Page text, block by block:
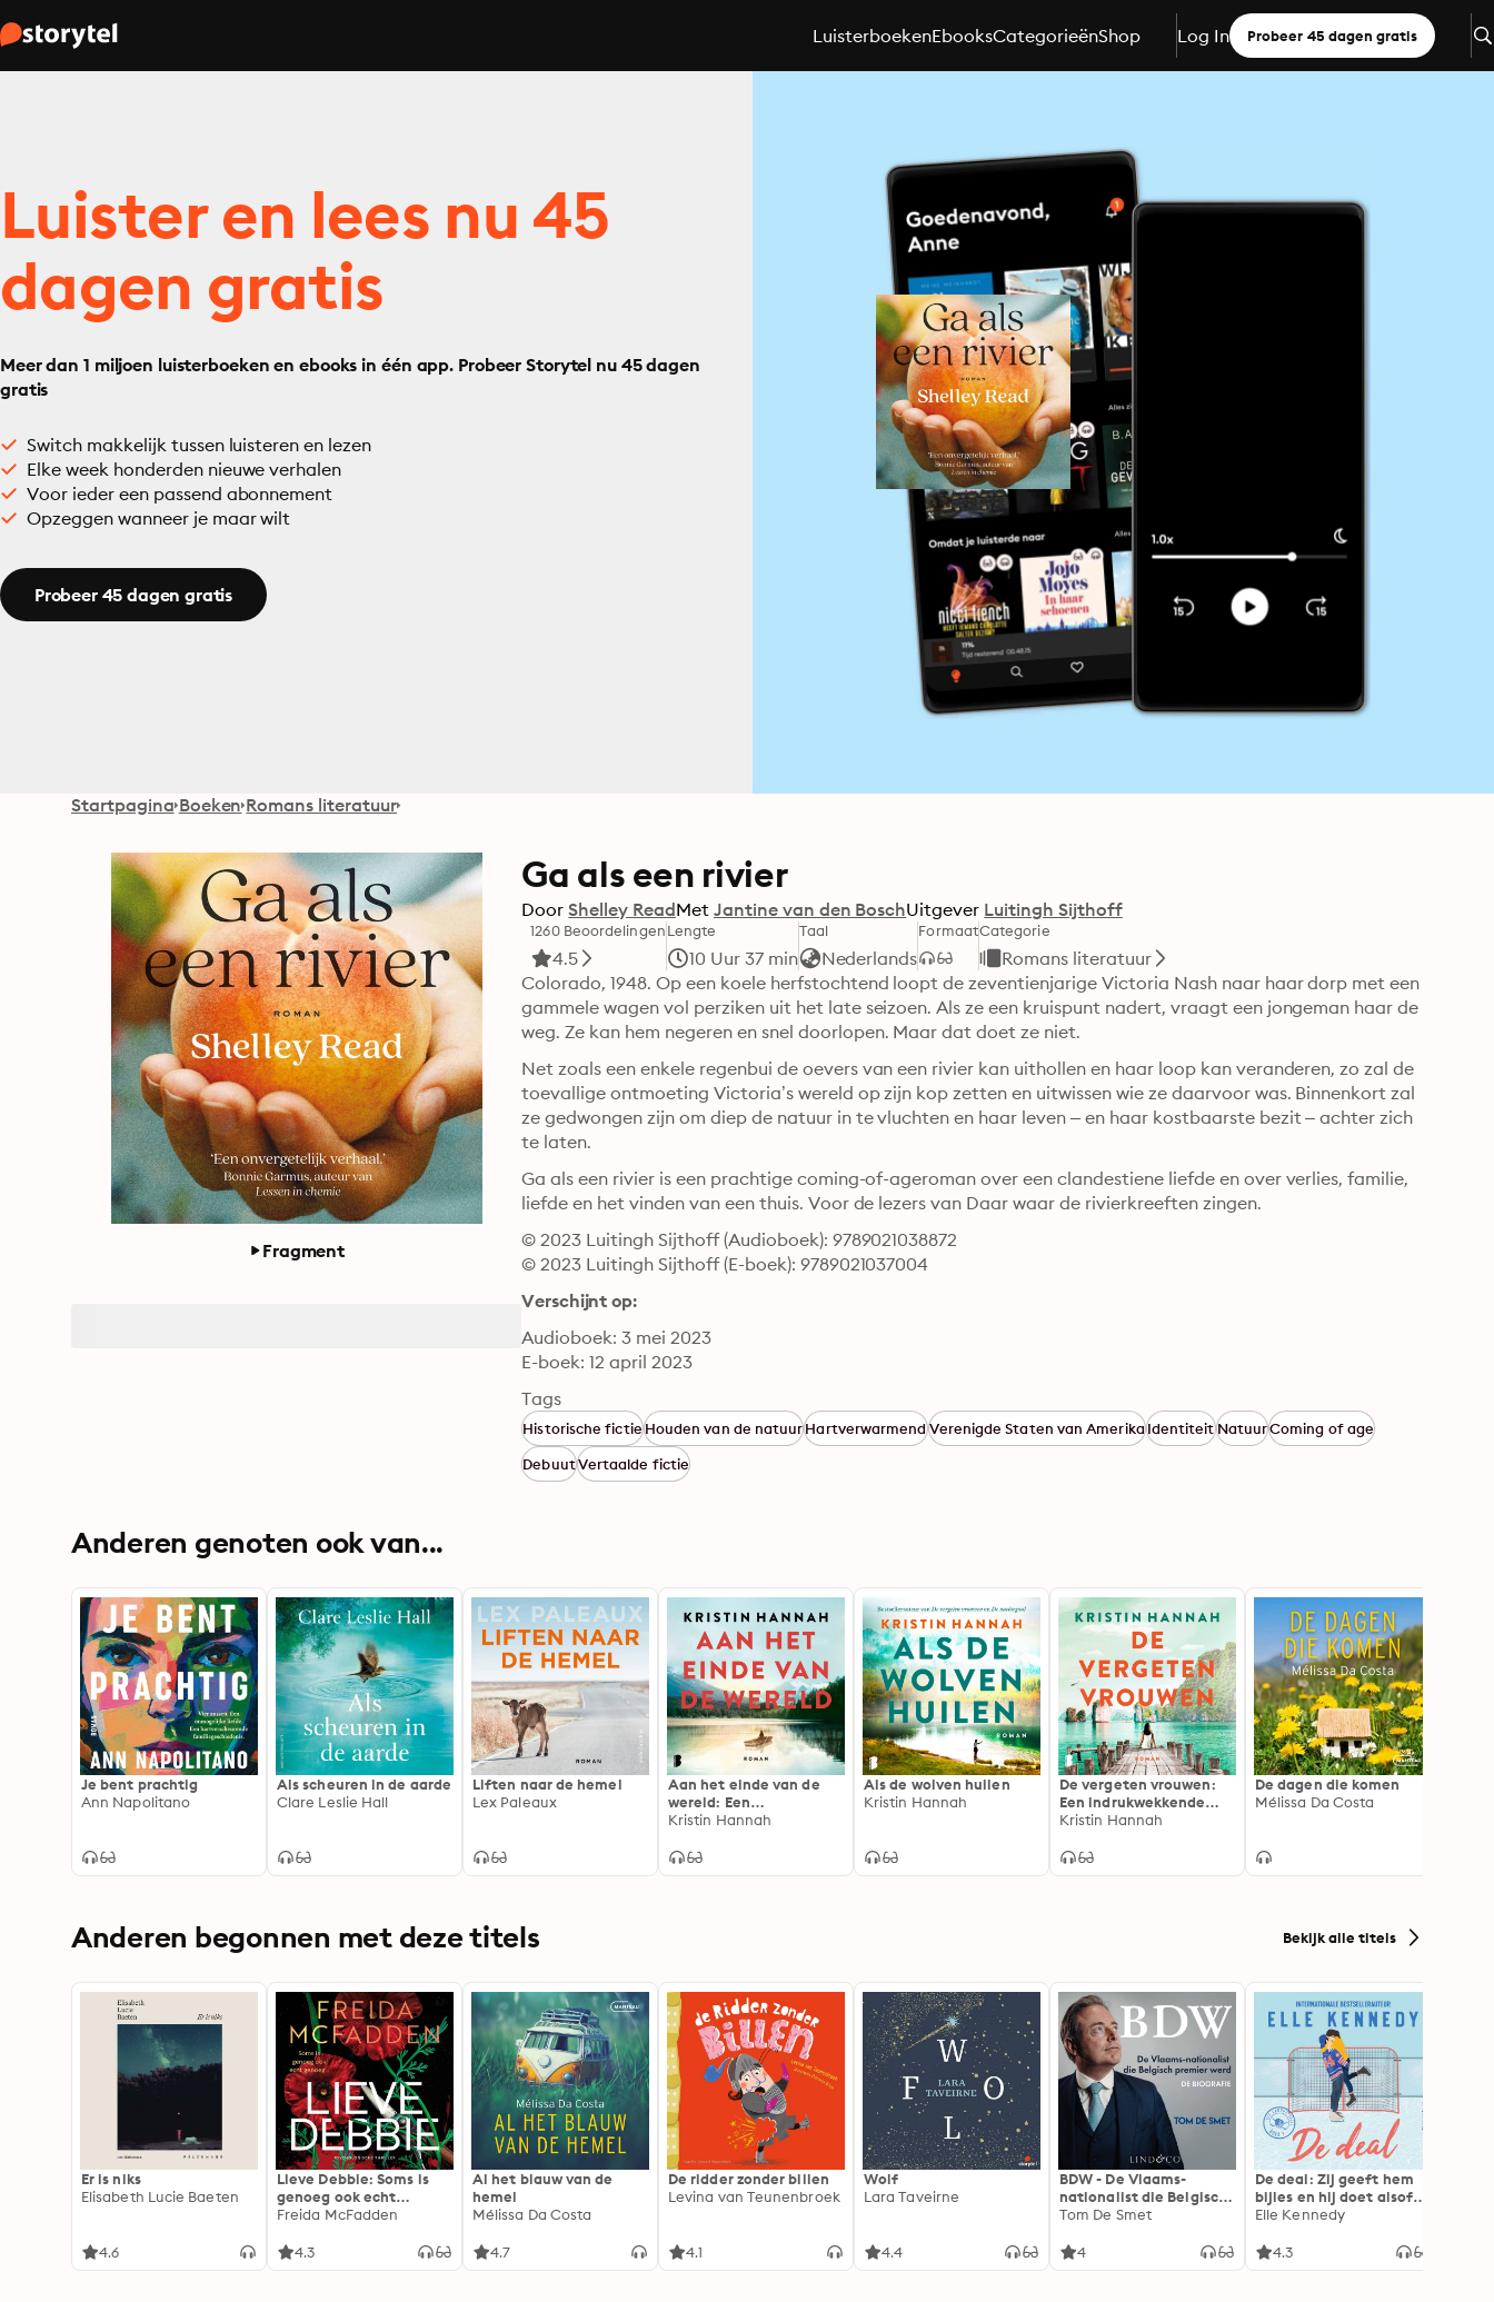
LuisterboekenEbooksCategorieënShop Log In Probeer 45 dagen gratis
Luister en lees nu 45
dagen gratis
Meer dan 1 miljoen luisterboeken en ebooks in één app. Probeer Storytel nu 45 dagen
gratis
Switch makkelijk tussen luisteren en lezen
Elke week honderden nieuwe verhalen
Voor ieder een passend abonnement
Opzeggen wanneer je maar wilt
Probeer 45 dagen gratis
Startpagina Boeken Romans literatuur
Fragment
Ga als een rivier
Door Shelley ReadMet Jantine van den BoschUitgever Luitingh Sijthoff
1260 Beoordelingen
4.5
Lengte
10 Uur 37 min
Taal
Nederlands
FormaatCategorie
Romans literatuur
Colorado, 1948. Op een koele herfstochtend loopt de zeventienjarige Victoria Nash naar haar dorp met een
gammele wagen vol perziken uit het late seizoen. Als ze een kruispunt nadert, vraagt een jongeman haar de
weg. Ze kan hem negeren en snel doorlopen. Maar dat doet ze niet.
Net zoals een enkele regenbui de oevers van een rivier kan uithollen en haar loop kan veranderen, zo zal de
toevallige ontmoeting Victoria’s wereld op zijn kop zetten en uitwissen wie ze daarvoor was. Binnenkort zal
ze gedwongen zijn om diep de natuur in te vluchten en haar leven – en haar kostbaarste bezit – achter zich
te laten.
Ga als een rivier is een prachtige coming-of-ageroman over een clandestiene liefde en over verlies, familie,
liefde en het vinden van een thuis. Voor de lezers van Daar waar de rivierkreeften zingen.
© 2023 Luitingh Sijthoff (Audioboek): 9789021038872
© 2023 Luitingh Sijthoff (E-boek): 9789021037004
Verschijnt op:
Audioboek: 3 mei 2023
E-boek: 12 april 2023
Tags
Historische fictieHouden van de natuurHartverwarmendVerenigde Staten van AmerikaIdentiteitNatuurComing of age
DebuutVertaalde fictie
Anderen genoten ook van...
Je bent prachtig
Ann Napolitano
Als scheuren in de aarde
Clare Leslie Hall
Liften naar de hemel
Lex Paleaux
Aan het einde van de
wereld: Een
hartverscheurende
familiebanden en de
Kristin Hannah
Als de wolven huilen
Kristin Hannah
De vergeten vrouwen:
Een indrukwekkende
roman over een jonge
haar hart achternagaat
Kristin Hannah
De dagen die komen
Mélissa Da Costa
Anderen begonnen met deze titels Bekijk alle titels
Er is niks
Elisabeth Lucie Baeten
4.6
Lieve Debbie: Soms is
genoeg ook echt
genoeg...
Freida McFadden
4.3
Al het blauw van de
hemel
Mélissa Da Costa
4.7
De ridder zonder billen
Levina van Teunenbroek
4.1
Wolf
Lara Taveirne
4.4
BDW - De Vlaams-
nationalist die Belgisch
premier werd: Vlaams-
premier De biografie
Tom De Smet
4
De deal: Zij geeft hem
bijles en hij doet alsof
hij haar vriendje is. Dat
toch?
Elle Kennedy
4.3